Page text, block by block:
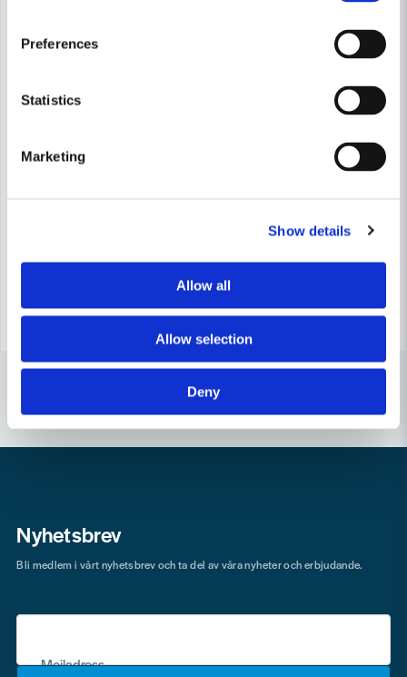
Preferences
Statistics
Marketing
Show details
Allow all
Allow selection
Deny
FRESH
Leveranstid ifrån leverantör ca
Köp
349 kr
Leveranstid ifrån leverantör ca
3-7 arbetsdagar
Köp
Nyhetsbrev
Mejladress
Bli medlem i vårt nyhetsbrev och ta del av våra nyheter och erbjudande.